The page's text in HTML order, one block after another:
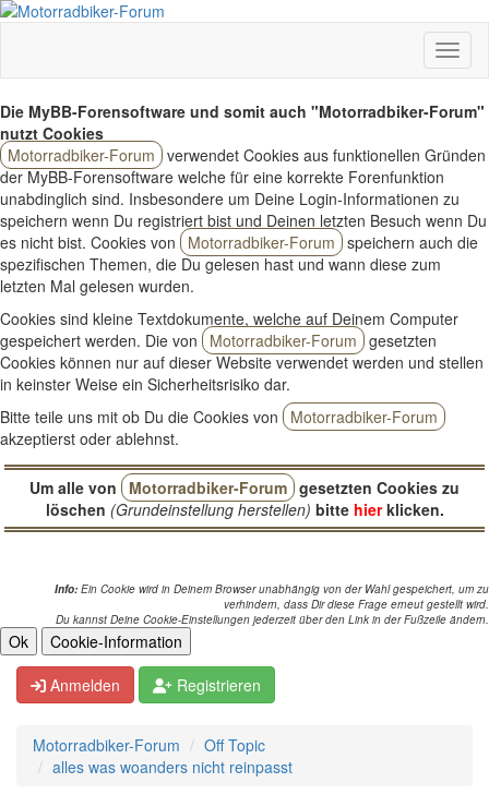
Die MyBB-Forensoftware und somit auch "Motorradbiker-Forum"
nutzt Cookies
Motorradbiker-Forum verwendet Cookies aus funktionellen Gründen
der MyBB-Forensoftware welche für eine korrekte Forenfunktion
unabdinglich sind. Insbesondere um Deine Login-Informationen zu
speichern wenn Du registriert bist und Deinen letzten Besuch wenn Du
es nicht bist. Cookies von
Motorradbiker-Forum speichern auch die
spezifischen Themen, die Du gelesen hast und wann diese zum
letzten Mal gelesen wurden.
Cookies sind kleine Textdokumente, welche auf Deinem Computer
gespeichert werden. Die von
Motorradbiker-Forum gesetzten
Cookies können nur auf dieser Website verwendet werden und stellen
in keinster Weise ein Sicherheitsrisiko dar.
Bitte teile uns mit ob Du die Cookies von
Motorradbiker-Forum
akzeptierst oder ablehnst.
Um alle von Motorradbiker-Forum gesetzten Cookies zu
löschen (Grundeinstellung herstellen) bitte hierklicken.
Info: Ein Cookie wird in Deinem Browser unabhängig von der Wahl gespeichert, um zu
verhindern, dass Dir diese Frage erneut gestellt wird.
Du kannst Deine Cookie-Einstellungen jederzeit über den Link in der Fußzeile ändern.
Anmelden Registrieren
Motorradbiker-Forum
Off Topic
alles was woanders nicht reinpasst